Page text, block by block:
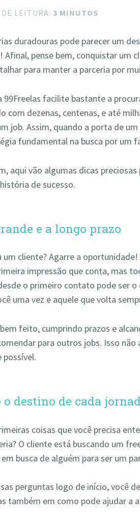
LEITURA: 3 MINUTOS
duradouras pode parecer um
Afinal, pense bem, conquistar um
para manter a parceria por
99Freelas facilite bastante a
com dezenas, centenas, e até
job. Assim, quando a porta de
fundamental na busca por um
aqui vão algumas dicas
de sucesso.
e a longo prazo
um cliente? Agarre a
impressão que conta, mas
o primeiro contato pode ser
uma vez e aquele que volta
feito, cumprindo prazos e
para outros jobs. Isso
destino de cada
coisas que você precisa
O cliente está buscando um
busca de alguém para ser um
perguntas logo de início, você
também em como pode ajudar a